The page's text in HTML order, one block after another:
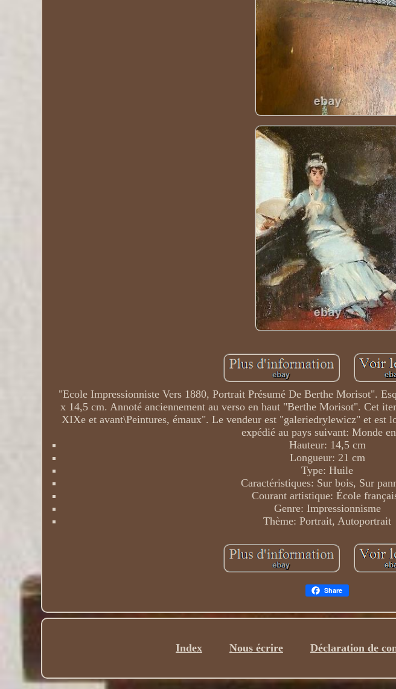
"Ecole Impressionniste Vers 1880, Portrait Présumé De Berthe Morisot".
x 14,5 cm. Annoté anciennement au verso en haut "Berthe Morisot". Cet
XIXe et avant\Peintures, émaux". Le vendeur est "galeriedrylewicz" et est
expédié au pays suivant: Monde
Hauteur: 14,5 cm
Longueur: 21 cm
Type: Huile
Caractéristiques: Sur bois, Sur
Courant artistique: École
Genre: Impressionnisme
Thème: Portrait, Autoportrait
Share
Index Nous écrire Déclaration de